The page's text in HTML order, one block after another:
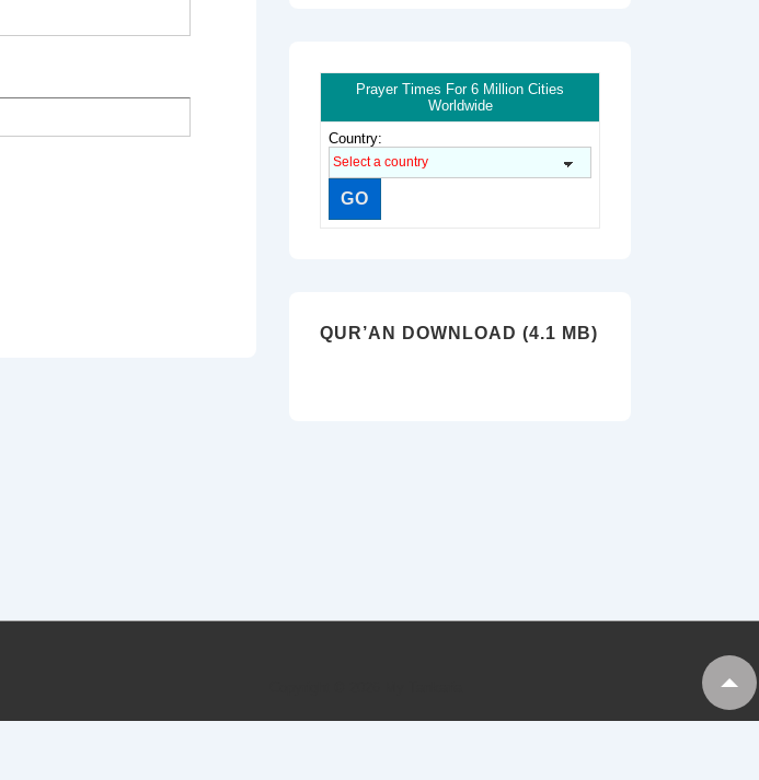
Prayer Times For 6 Million Cities
Worldwide
Country:
QUR’AN DOWNLOAD (4.1 MB)